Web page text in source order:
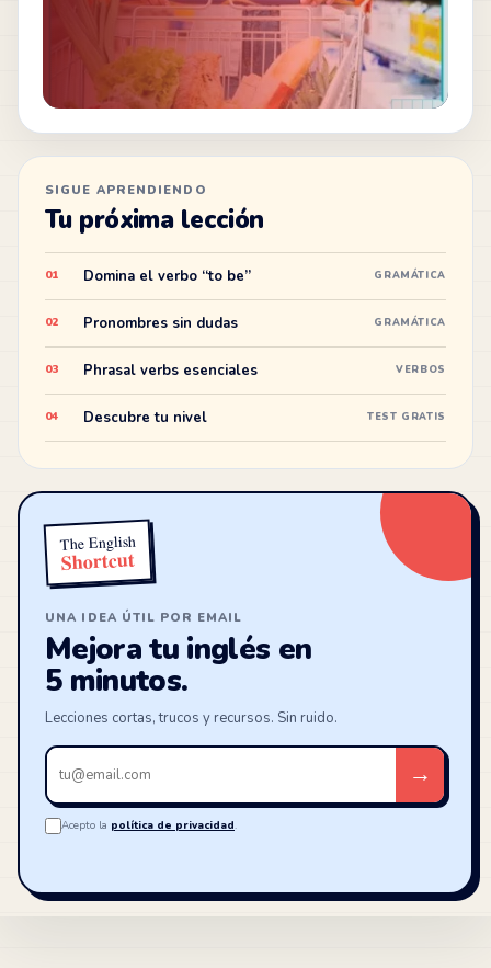
SIGUE APRENDIENDO
Tu próxima lección
01 Domina el verbo “to be” GRAMÁTICA
02 Pronombres sin dudas GRAMÁTICA
03 Phrasal verbs esenciales VERBOS
04 Descubre tu nivel TEST GRATIS
The English
Shortcut
UNA IDEA ÚTIL POR EMAIL
Mejora tu inglés en
5 minutos.
Lecciones cortas, trucos y recursos. Sin ruido.
Tu
email
→
Acepto la política de privacidad.